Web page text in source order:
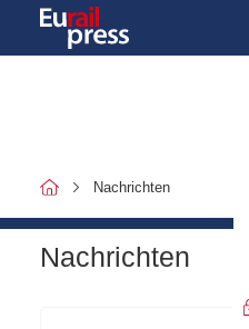
Nachrichten
Nachrichten